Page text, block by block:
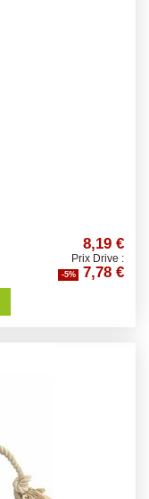
8,19 €
Prix Drive :
-5% 7,78 €